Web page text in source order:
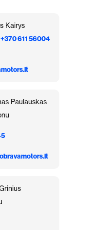
Kairys
+370 611 56004
Paulauskas